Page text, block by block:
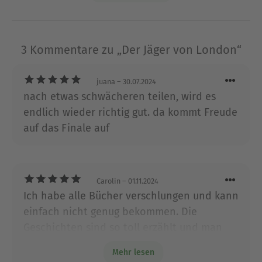
Philosophie und arbeitete anschließend als
Lehrer, Türsteher und Angestellter im öffentlichen
Dienst. Das Schreiben gab er dabei nie auf, doch
bis zu seiner ersten Veröffentlichung vergingen
noch sieben Jahre. Er betreibt Kampfsport und ist
ein guter Tänzer. In seiner Freizeit fährt er
außerdem gerne Skateboard und spielt
3 Kommentare zu „Der Jäger von London“
juana – 30.07.2024
nach etwas schwächeren teilen, wird es
endlich wieder richtig gut. da kommt Freude
auf das Finale auf
Carolin – 01.11.2024
Ich habe alle Bücher verschlungen und kann
einfach nicht genug bekommen. Die
Mehr lesen